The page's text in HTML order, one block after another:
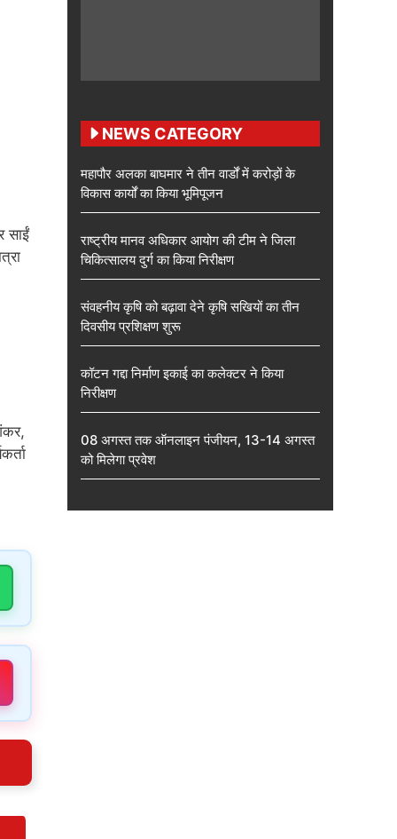
साईं
NEWS CATEGORY
महापौर अलका बाघमार ने तीन वार्डों में करोड़ों के
विकास कार्यों का किया भूमिपूजन
राष्ट्रीय मानव अधिकार आयोग की टीम ने जिला
चिकित्सालय दुर्ग का किया निरीक्षण
संवहनीय कृषि को बढ़ावा देने कृषि सखियों का तीन
दिवसीय प्रशिक्षण शुरू
कॉटन गद्दा निर्माण इकाई का कलेक्टर ने किया
निरीक्षण
08 अगस्त तक ऑनलाइन पंजीयन, 13-14 अगस्त
को मिलेगा प्रवेश